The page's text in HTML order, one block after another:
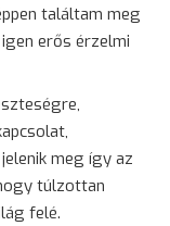
találtam meg
erős érzelmi
meg így az
túlzottan
felé.